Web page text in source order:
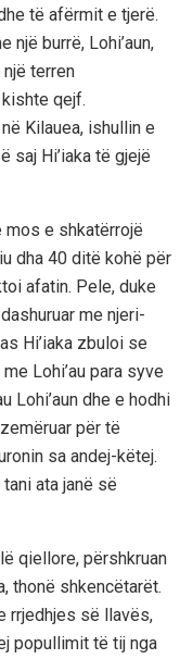
të afërmit e tjerë.
një burrë, Lohi’aun,
terren
qejf.
Kilauea, ishullin e
saj Hi’iaka të gjejë
mos e shkatërrojë
dha 40 ditë kohë për
afatin. Pele, duke
me njeri-
Hi’iaka zbuloi se
Lohi’au para syve
Lohi’aun dhe e hodhi
për të
sa andej-këtej.
ata janë së
qiellore, përshkruan
thonë shkencëtarët.
rrjedhjes së llavës,
popullimit të tij nga